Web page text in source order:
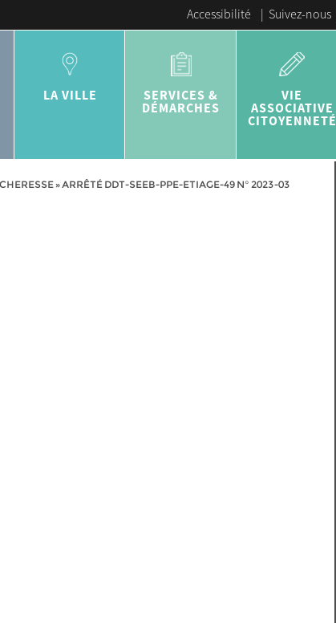
Accessibilité | Suivez-nous
LA VILLE
SERVICES &
DÉMARCHES
VIE
ASSOCIATIVE
CITOYENNETÉ
»ARRÊTÉ DDT-SEEB-PPE-ETIAGE-49 N° 2023-03